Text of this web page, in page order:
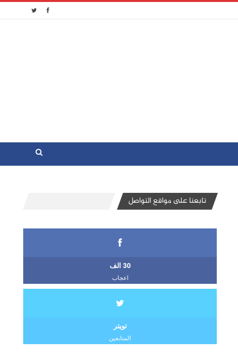
تابعنا على مواقع التواصل
30 الف
اعجاب
تويتر
المتابعين